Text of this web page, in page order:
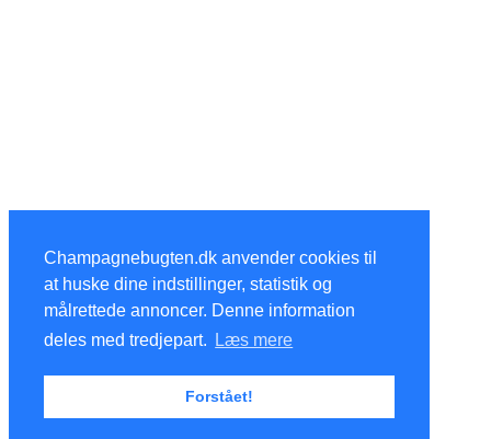
Champagnebugten.dk anvender cookies til
at huske dine indstillinger, statistik og
målrettede annoncer. Denne information
deles med tredjepart.
Læs mere
Forstået!